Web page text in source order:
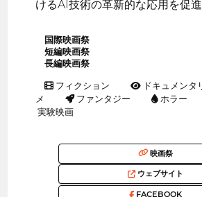
けるAI技術の革新的な応用を促進
国際映画祭
短編映画祭
長編映画祭
フィクション ドキュメンタ
メ
ファンタジー ホラー
実験映画
映画祭
ウェブサイト
FACEBOOK